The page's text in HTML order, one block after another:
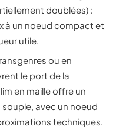
doublées) :
à un noeud compact et
utile.
ou en
le port de la
en maille offre un
avec un noeud
techniques.